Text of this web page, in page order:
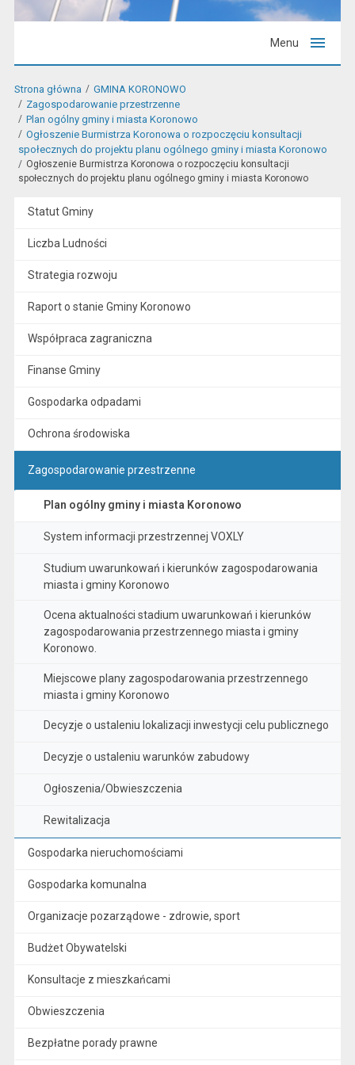
Menu
Strona główna
GMINA KORONOWO
Zagospodarowanie przestrzenne
Plan ogólny gminy i miasta Koronowo
Ogłoszenie Burmistrza Koronowa o rozpoczęciu konsultacji
społecznych do projektu planu ogólnego gminy i miasta Koronowo
Ogłoszenie Burmistrza Koronowa o rozpoczęciu konsultacji
społecznych do projektu planu ogólnego gminy i miasta Koronowo
Statut Gminy
Liczba Ludności
Strategia rozwoju
Raport o stanie Gminy Koronowo
Współpraca zagraniczna
Finanse Gminy
Gospodarka odpadami
Ochrona środowiska
Zagospodarowanie przestrzenne
Plan ogólny gminy i miasta Koronowo
System informacji przestrzennej VOXLY
Studium uwarunkowań i kierunków zagospodarowania
miasta i gminy Koronowo
Ocena aktualności stadium uwarunkowań i kierunków
zagospodarowania przestrzennego miasta i gminy
Koronowo.
Miejscowe plany zagospodarowania przestrzennego
miasta i gminy Koronowo
Decyzje o ustaleniu lokalizacji inwestycji celu publicznego
Decyzje o ustaleniu warunków zabudowy
Ogłoszenia/Obwieszczenia
Rewitalizacja
Gospodarka nieruchomościami
Gospodarka komunalna
Organizacje pozarządowe - zdrowie, sport
Budżet Obywatelski
Konsultacje z mieszkańcami
Obwieszczenia
Bezpłatne porady prawne